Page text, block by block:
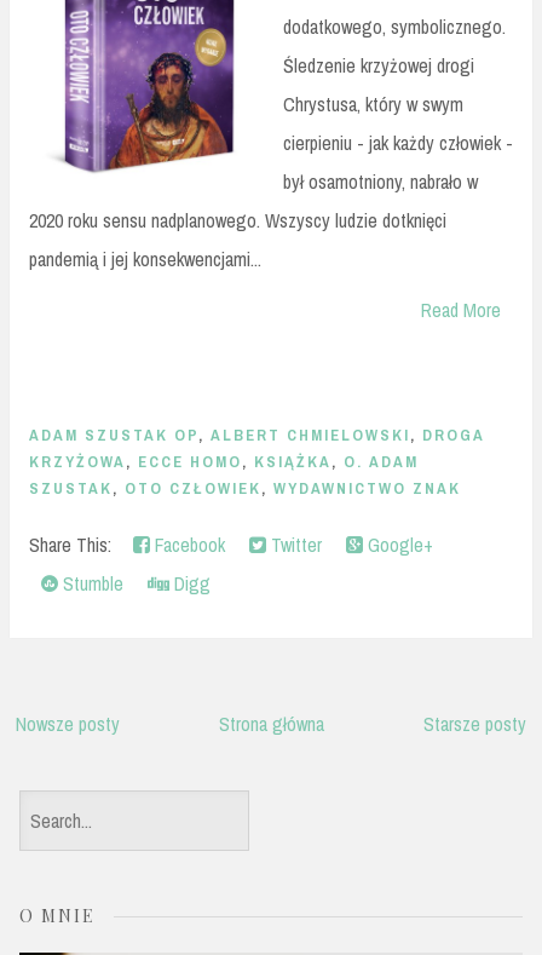
dodatkowego, symbolicznego.
Śledzenie krzyżowej drogi
Chrystusa, który w swym
cierpieniu - jak każdy człowiek -
był osamotniony, nabrało w
2020 roku sensu nadplanowego. Wszyscy ludzie dotknięci
pandemią i jej konsekwencjami...
Read More
ADAM SZUSTAK OP, ALBERT CHMIELOWSKI, DROGA
KRZYŻOWA, ECCE HOMO, KSIĄŻKA, O. ADAM
SZUSTAK, OTO CZŁOWIEK, WYDAWNICTWO ZNAK
Share This: Facebook Twitter
Google+
Stumble
Digg
Nowsze posty Starsze posty
Strona główna
e
rO MNIE